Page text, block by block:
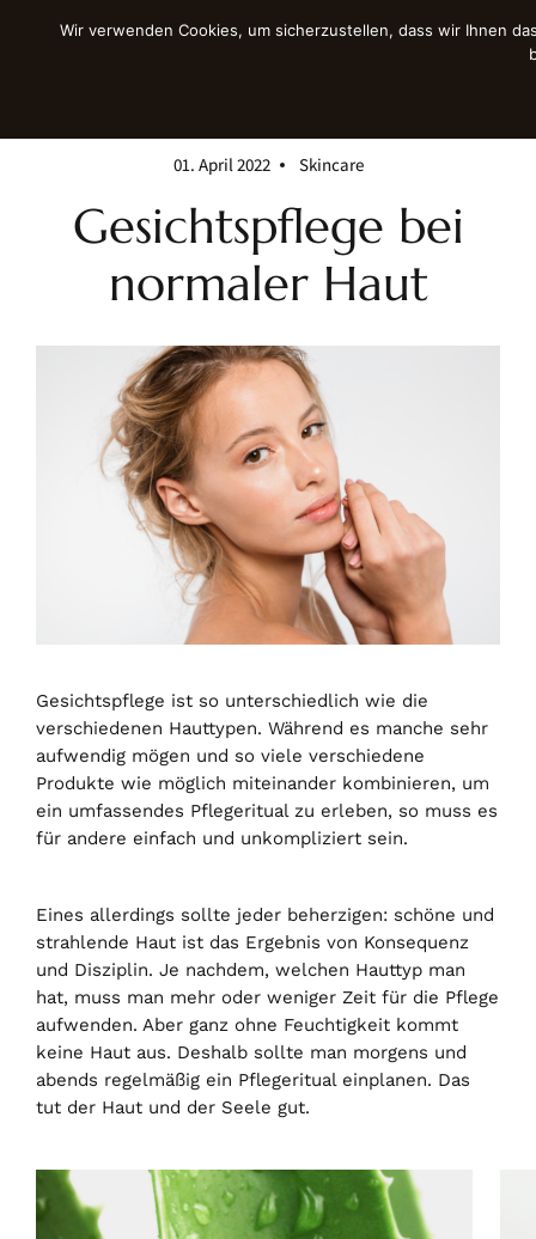
01. April 2022 Skincare
Gesichtspflege bei
normaler Haut
Gesichtspflege ist so unterschiedlich wie die
verschiedenen Hauttypen. Während es manche sehr
aufwendig mögen und so viele verschiedene
Produkte wie möglich miteinander kombinieren, um
ein umfassendes Pflegeritual zu erleben, so muss es
für andere einfach und unkompliziert sein.
Eines allerdings sollte jeder beherzigen: schöne und
strahlende Haut ist das Ergebnis von Konsequenz
und Disziplin. Je nachdem, welchen Hauttyp man
hat, muss man mehr oder weniger Zeit für die Pflege
aufwenden. Aber ganz ohne Feuchtigkeit kommt
keine Haut aus. Deshalb sollte man morgens und
abends regelmäßig ein Pflegeritual einplanen. Das
tut der Haut und der Seele gut.
Wir verwenden Cookies, um sicherzustellen, dass wir Ihnen